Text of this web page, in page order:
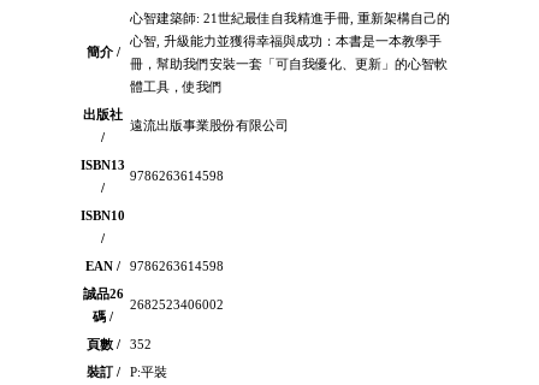
簡介 /
心智建築師: 21世紀最佳自我精進手冊, 重新架構自己的
心智, 升級能力並獲得幸福與成功：本書是一本教學手
冊，幫助我們安裝一套「可自我優化、更新」的心智軟
體工具，使我們
出版社
/
遠流出版事業股份有限公司
ISBN13
/
9786263614598
ISBN10
/
EAN /
9786263614598
誠品26
碼 /
2682523406002
頁數 /
352
裝訂 /
P:平裝